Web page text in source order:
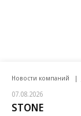
Новости компаний
07.08.2026
STONE